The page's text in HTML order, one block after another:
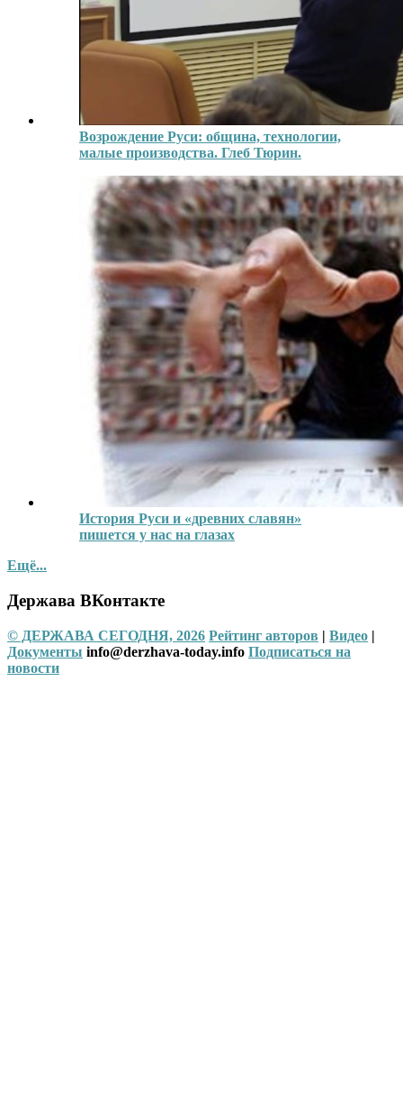
Возрождение Руси: община, технологии,
малые производства. Глеб Тюрин.
История Руси и «древних славян»
пишется у нас на глазах
Ещё...
Держава ВКонтакте
© ДЕРЖАВА СЕГОДНЯ, 2026 Рейтинг авторов | Видео |
Документы info@derzhava-today.info Подписаться на
новости